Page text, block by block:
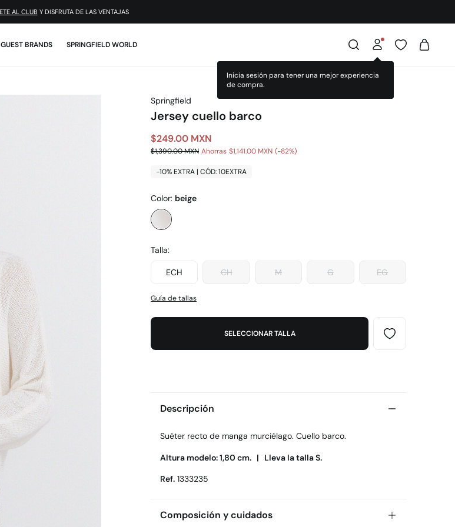
¡DESCARGA LA APP!
GUEST BRANDS SPRINGFIELD WORLD
Springfield
Jersey cuello barco
$249.00 MXN
$1,390.00 MXN Ahorras $1,141.00 MXN 82
-10% EXTRA | CÓD: 10EXTRA
Color: beige
Talla:
ECH CH M G EG
Guía de tallas
SELECCIONAR TALLA
Descripción
Suéter recto de manga murciélago. Cuello barco.
Altura modelo: 1,80 cm. | Lleva la talla S.
Ref. 1333235
Composición y cuidados